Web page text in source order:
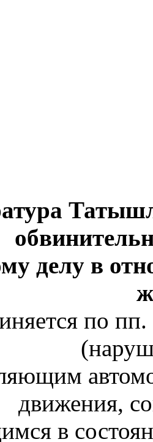
делу в
по
движения,
в